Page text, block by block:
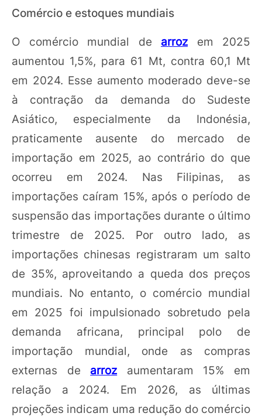
Comércio e estoques mundiais
O comércio mundial de arroz em 2025
aumentou 1,5%, para 61 Mt, contra 60,1 Mt
em 2024. Esse aumento moderado deve-se
à contração da demanda do Sudeste
Asiático, especialmente da Indonésia,
praticamente ausente do mercado de
importação em 2025, ao contrário do que
ocorreu em 2024. Nas Filipinas, as
importações caíram 15%, após o período de
suspensão das importações durante o último
trimestre de 2025. Por outro lado, as
importações chinesas registraram um salto
de 35%, aproveitando a queda dos preços
mundiais. No entanto, o comércio mundial
em 2025 foi impulsionado sobretudo pela
demanda africana, principal polo de
importação mundial, onde as compras
externas de arroz aumentaram 15% em
relação a 2024. Em 2026, as últimas
projeções indicam uma redução do comércio